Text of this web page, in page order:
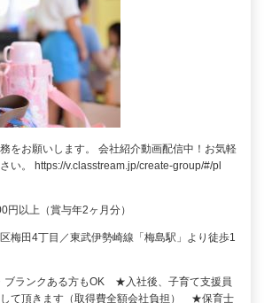
をお願いします。 会社紹介動画配信中！お気軽
い。 https://v.classtream.jp/create-group/#/pl
円以上（賞与年2ヶ月分）
梅田4丁目／東武伊勢崎線「梅島駅」より徒歩1
ブランクある方もOK ★入社後、子育て支援員
して頂きます（取得費全額会社負担） ★保育士